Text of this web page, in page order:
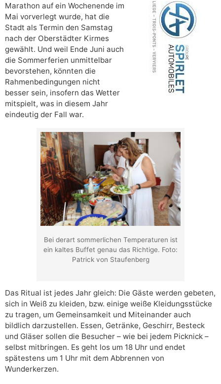
Marathon auf ein Wochenende im
Mai vorverlegt wurde, hat die
Stadt als Termin den Samstag
nach der Oberstädter Kirmes
gewählt. Und weil Ende Juni auch
die Sommerferien unmittelbar
bevorstehen, könnten die
Rahmenbedingungen nicht
besser sein, insofern das Wetter
mitspielt, was in diesem Jahr
eindeutig der Fall war.
Bei derart sommerlichen Temperaturen ist
ein kaltes Buffet genau das Richtige. Foto:
Patrick von Staufenberg
Das Ritual ist jedes Jahr gleich: Die Gäste werden gebeten,
sich in Weiß zu kleiden, bzw. einige weiße Kleidungsstücke
zu tragen, um Gemeinsamkeit und Miteinander auch
bildlich darzustellen. Essen, Getränke, Geschirr, Besteck
und Gläser sollen die Besucher – wie bei jedem Picknick –
selbst mitbringen. Es geht los um 18 Uhr und endet
spätestens um 1 Uhr mit dem Abbrennen von
Wunderkerzen.